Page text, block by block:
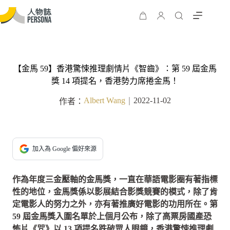
【金馬 59】香港驚悚推理劇情片《智齒》：第 59 屆金馬
獎 14 項提名，香港勢力席捲金馬！
作者： Albert Wang 2022-11-02
加入為 Google 偏好來源
作為年度三金壓軸的金馬獎，一直在華語電影圈有著指標
性的地位，金馬獎係以影展結合影獎競賽的模式，除了肯
定電影人的努力之外，亦有著推廣好電影的功用所在。第
59 屆金馬獎入圍名單於上個月公布，除了高票房國產恐